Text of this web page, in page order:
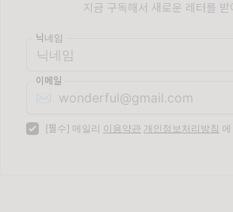
지금 구독해서 새로운 레터를 받
닉네임
이메일
✉️
[필수] 메일리 이용약관 개인정보처리방침